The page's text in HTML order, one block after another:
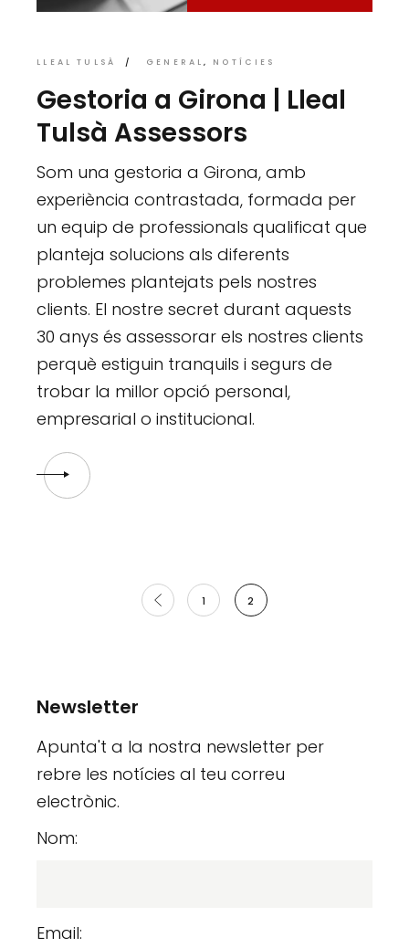
LLEAL TULSÀ GENERAL NOTÍCIES
Gestoria a Girona | Lleal
Tulsà Assessors
Som una gestoria a Girona, amb
experiència contrastada, formada per
un equip de professionals qualificat que
planteja solucions als diferents
problemes plantejats pels nostres
clients. El nostre secret durant aquests
30 anys és assessorar els nostres clients
perquè estiguin tranquils i segurs de
trobar la millor opció personal,
empresarial o institucional.
Paginació 1 2
Newsletter
Apunta't a la nostra newsletter per
rebre les notícies al teu correu
electrònic.
Nom:
Email: